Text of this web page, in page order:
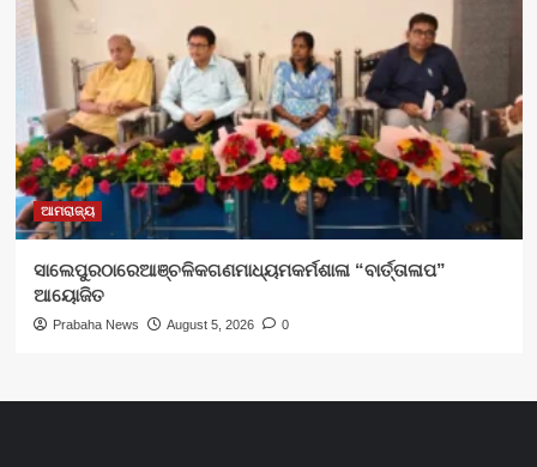
ଆମରାଜ୍ୟ
ସାଲେପୁରଠାରେଆଞ୍ଚଳିକଗଣମାଧ୍ୟମକର୍ମଶାଳା “ବାର୍ତ୍ତାଳାପ”
ଆୟୋଜିତ
Prabaha News August 5, 2026 0